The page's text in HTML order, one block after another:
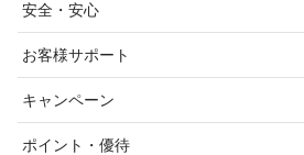
安全・安心
お客様サポート
キャンペーン
ポイント・優待